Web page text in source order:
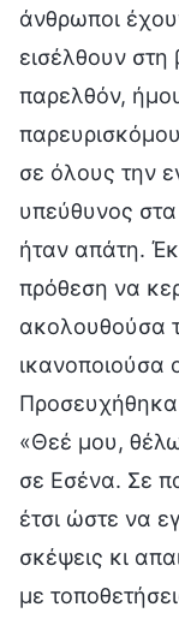
άνθρωποι
εισέλθουν
παρελθόν,
σε όλους την
υπεύθυνος
ήταν απάτη.
πρόθεση να
ακολουθούσα
ικανοποιούσα
«Θεέ μου,
σε Εσένα. Σε
έτσι ώστε να
σκέψεις κι
με